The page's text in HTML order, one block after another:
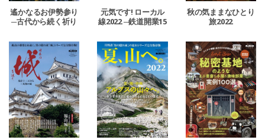
遙かなるお伊勢参り
─古代から続く祈り
元気です! ローカル
線2022 ─鉄道開業15
秋の気ままなひとり
旅2022